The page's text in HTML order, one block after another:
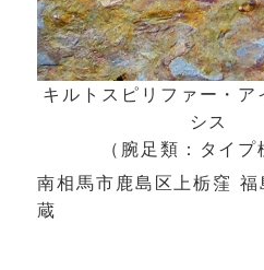
キルトスピリファー・ア
シス
（腕足類：タイプ
南相馬市鹿島区上栃窪
蔵